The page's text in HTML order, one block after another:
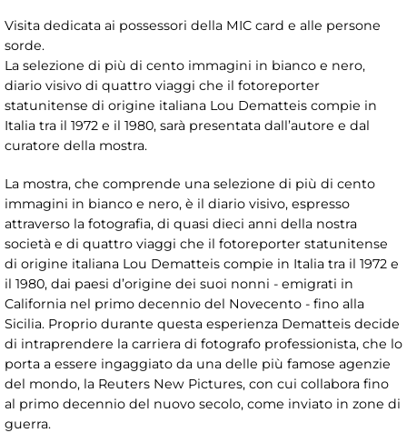
Visita dedicata ai possessori della MIC card e alle persone
sorde.
La selezione di più di cento immagini in bianco e nero,
diario visivo di quattro viaggi che il fotoreporter
statunitense di origine italiana Lou Dematteis compie in
Italia tra il 1972 e il 1980, sarà presentata dall’autore e dal
curatore della mostra.
La mostra, che comprende una selezione di più di cento
immagini in bianco e nero, è il diario visivo, espresso
attraverso la fotografia, di quasi dieci anni della nostra
società e di quattro viaggi che il fotoreporter statunitense
di origine italiana Lou Dematteis compie in Italia tra il 1972 e
il 1980, dai paesi d’origine dei suoi nonni - emigrati in
California nel primo decennio del Novecento - fino alla
Sicilia. Proprio durante questa esperienza Dematteis decide
di intraprendere la carriera di fotografo professionista, che lo
porta a essere ingaggiato da una delle più famose agenzie
del mondo, la Reuters New Pictures, con cui collabora fino
al primo decennio del nuovo secolo, come inviato in zone di
guerra.